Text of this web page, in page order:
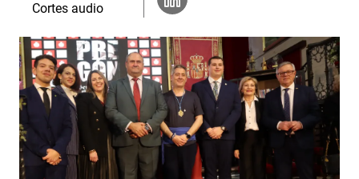
Cortes audio